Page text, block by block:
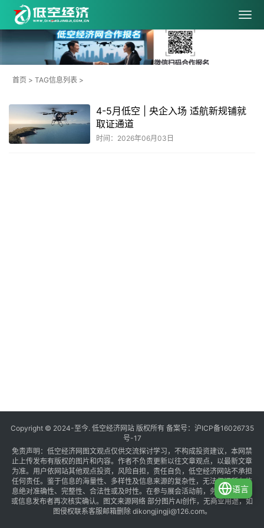
首页 > TAG信息列表 >
4-5月低空 | 央企入场 适航新规铺就
取证通道
时间：2026年06月03日
Copyright © 2024-至今. 低空经济网站 版权所有 备案号： 沪ICP备16026735
号-17
免责声明：低空经济网图文观点仅供交流探讨学习，不构成投资建议，本网禁
止上传发布有版权的图片和内容。作者不负责更新以往文章观点，以最新文章
为准。用户依网站其他观点投资，风险自担，责任自负，低空经济网站不承担
任何责任。鉴于信息的海量性、多样性及信息来源的复杂性，无法保证所有信
息绝对准确性、完整性、合法性或及时性。在参与展会活动前，务必与组织方
或信息发布者再次核实确认。图文来源网络 部分图片AI创作，无商业用途，如
图侵权联系客服邮箱删除 dikongjingji@126.com。
语言